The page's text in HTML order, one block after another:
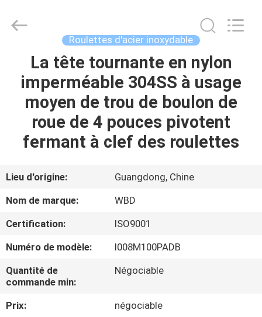
MAISON
PRODUITS
VIDÉOS
AU
SUJET
NOUS
VISITE
D'USINE
Metal
Roulettes d'acier inoxydable
La tête tournante en nylon
imperméable 304SS à usage
moyen de trou de boulon de
roue de 4 pouces pivotent
fermant à clef des roulettes
Lieu d'origine:
Guangdong, Chine
Nom de marque:
WBD
Certification:
ISO9001
Numéro de modèle:
I008M100PADB
Quantité de
commande min:
Négociable
Prix:
négociable